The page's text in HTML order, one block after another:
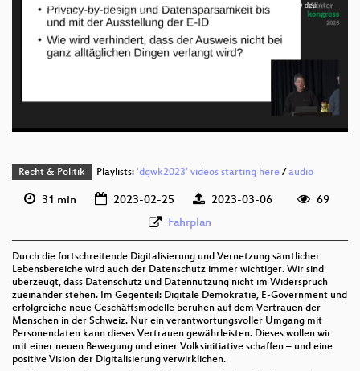
Download File: https://cdn.media.ccc.de/events/dgwk/2023/webm-sd/import-56050-deu-
Datenschutz-Initiative_webm-sd.webm
deu 1080p (mp4)
deu 1080p (webm)
deu 576p (mp4)
deu 576p (webm)
Recht & Politik Playlists: 'dgwk2023' videos starting here/ audio
31 min 2023-02-25 2023-03-06
69
Fahrplan
Durch die fortschreitende Digitalisierung und Vernetzung sämtlicher
Lebensbereiche wird auch der Datenschutz immer wichtiger. Wir sind
überzeugt, dass Datenschutz und Datennutzung nicht im Widerspruch
zueinander stehen. Im Gegenteil: Digitale Demokratie, E-Government und
erfolgreiche neue Geschäftsmodelle beruhen auf dem Vertrauen der
Menschen in der Schweiz. Nur ein verantwortungsvoller Umgang mit
Personendaten kann dieses Vertrauen gewährleisten. Dieses wollen wir
mit einer neuen Bewegung und einer Volksinitiative schaffen – und eine
positive Vision der Digitalisierung verwirklichen.